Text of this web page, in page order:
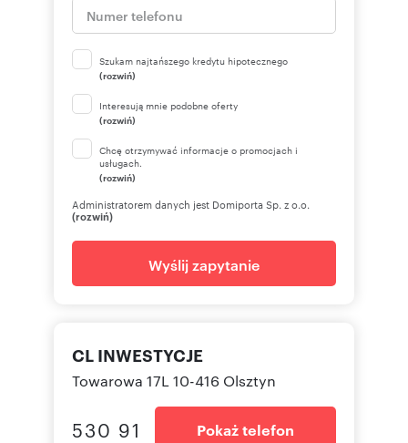
Szukam najtańszego kredytu hipotecznego
(rozwiń)
Interesują mnie podobne oferty
(rozwiń)
Chcę otrzymywać informacje o promocjach i
usługach.
(rozwiń)
Administratorem danych jest Domiporta Sp. z o.o.
(rozwiń)
Wyślij zapytanie
CL INWESTYCJE
Towarowa 17L 10-416 Olsztyn
530 91 Pokaż telefon